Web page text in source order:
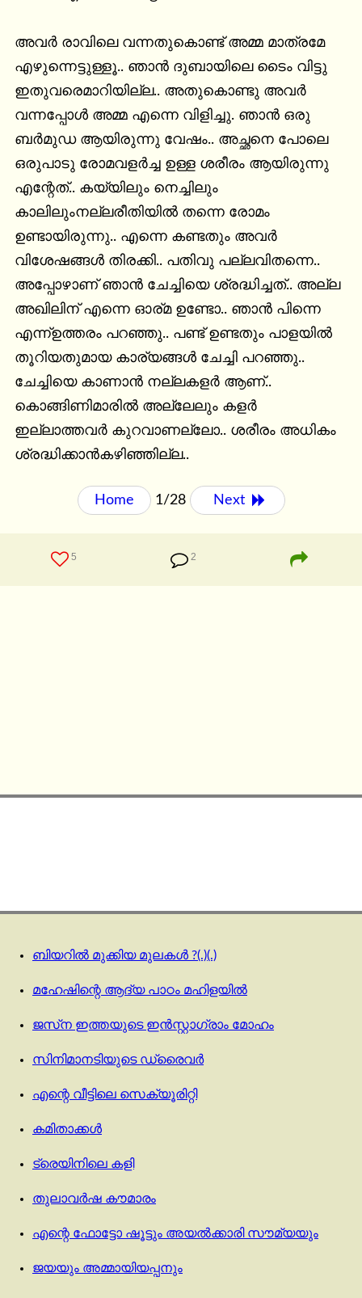
അവർ രാവിലെ വന്നതുകൊണ്ട് അമ്മ മാത്രമേ
എഴുന്നെട്ടുള്ളൂ.. ഞാൻ ദുബായിലെ ടൈം വിട്ടു
ഇതുവരെമാറിയില്ല.. അതുകൊണ്ടു അവർ
വന്നപ്പോൾ അമ്മ എന്നെ വിളിച്ചു. ഞാൻ ഒരു
ബർമുഡ ആയിരുന്നു വേഷം.. അച്ഛനെ പോലെ
ഒരുപാടു രോമവളർച്ച ഉള്ള ശരീരം ആയിരുന്നു
എന്റേത്.. കയ്യിലും നെച്ചിലും
കാലിലുംനല്ലരീതിയിൽ തന്നെ രോമം
ഉണ്ടായിരുന്നു.. എന്നെ കണ്ടതും അവർ
വിശേഷങ്ങൾ തിരക്കി.. പതിവു പല്ലവിതന്നെ..
അപ്പോഴാണ് ഞാൻ ചേച്ചിയെ ശ്രദ്ധിച്ചത്.. അല്ല
അഖിലിന് എന്നെ ഓര്മ ഉണ്ടോ.. ഞാൻ പിന്നെ
എന്ന്ഉത്തരം പറഞ്ഞു.. പണ്ട് ഉണ്ടതും പാളയിൽ
തൂറിയതുമായ കാര്യങ്ങൾ ചേച്ചി പറഞ്ഞു..
ചേച്ചിയെ കാണാൻ നല്ലകളർ ആണ്..
കൊങ്ങിണിമാരിൽ അല്ലേലും കളർ
ഇല്ലാത്തവർ കുറവാണല്ലോ.. ശരീരം അധികം
ശ്രദ്ധിക്കാൻകഴിഞ്ഞില്ല..
Home 1/28 Next
5 2
ബിയറിൽ മുക്കിയ മുലകൾ ?(.)(.)
മഹേഷിന്റെ ആദ്യ പാഠം മഹിളയിൽ
ജസ്‌ന ഇത്തയുടെ ഇൻസ്റ്റാഗ്രാം മോഹം
സിനിമാനടിയുടെ ഡ്രൈവര്‍
എന്റെ വീട്ടിലെ സെക്യൂരിറ്റി
കമിതാക്കൾ
ട്രെയിനിലെ കളി
തുലാവര്‍ഷ കൗമാരം
എന്റെ ഫോട്ടോ ഷൂട്ടും അയൽക്കാരി സൗമ്യയും
ജയയും അമ്മായിയപ്പനും